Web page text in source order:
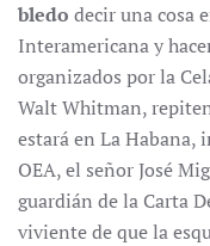
bledo decir una cosa
Interamericana y
organizados por la
Walt Whitman,
estará en La Habana,
OEA, el señor José
guardián de la Carta
viviente de que la